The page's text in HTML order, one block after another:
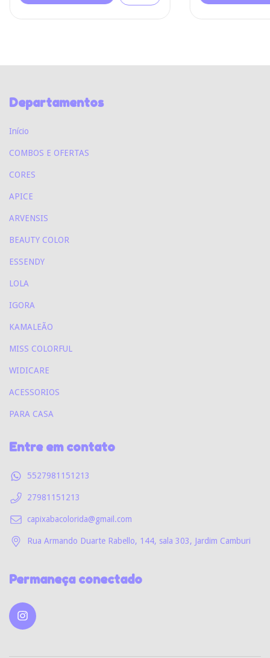
Departamentos
Início
COMBOS E OFERTAS
CORES
APICE
ARVENSIS
BEAUTY COLOR
ESSENDY
LOLA
IGORA
KAMALEÃO
MISS COLORFUL
WIDICARE
ACESSORIOS
PARA CASA
Entre em contato
5527981151213
27981151213
capixabacolorida@gmail.com
Rua Armando Duarte Rabello, 144, sala 303, Jardim Camburi
Permaneça conectado